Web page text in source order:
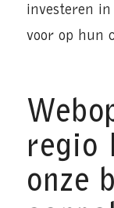
investeren in
voor op hun
regio
onze